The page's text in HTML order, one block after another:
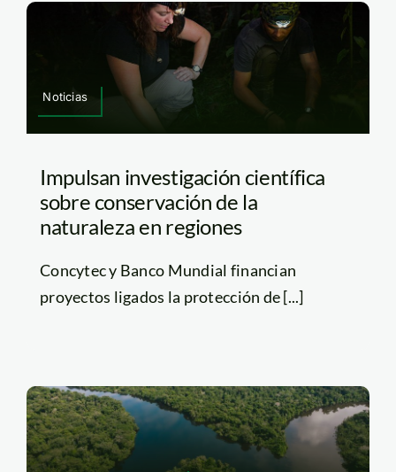
Noticias
Impulsan investigación científica
sobre conservación de la
naturaleza en regiones
Concytec y Banco Mundial financian
proyectos ligados la protección de [...]